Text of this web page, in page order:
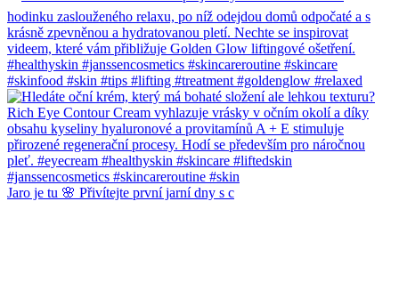
Jaro je tu 🌸 Přivítejte první jarní dny s c